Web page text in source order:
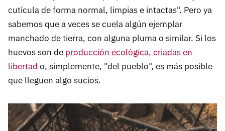
cutícula de forma normal, limpias e intactas". Pero ya
sabemos que a veces se cuela algún ejemplar
manchado de tierra, con alguna pluma o similar. Si los
huevos son de producción ecológica, criadas en
libertad o, simplemente, "del pueblo", es más posible
que lleguen algo sucios.